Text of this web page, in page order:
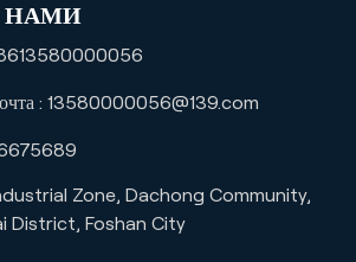
НАМИ
: 13580000056@139.com
Zone, Dachong Community,
District, Foshan City